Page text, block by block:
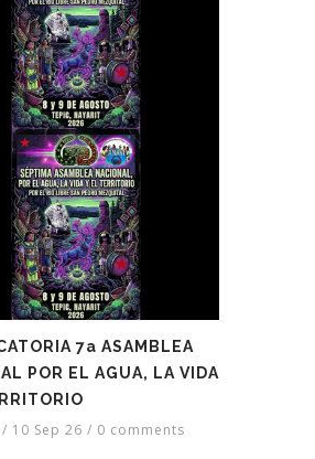
7a ASAMBLEA
POR EL AGUA, LA VIDA
/ 10 Sep 26 / 0 comments